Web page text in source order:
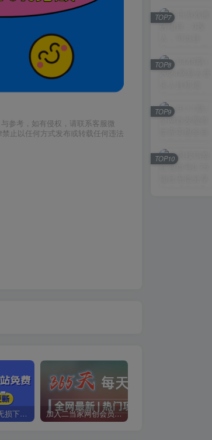
参考，如有侵权，请联系客服微
止以任何方式发布或转载任何违法
全网VIP课程 无损下载~ 加入二当家网创会员，享受70%的推广提成，免费学习网上万种创业课程，菜鸟变大神。
TOP7
TOP8
TOP9
TOP10